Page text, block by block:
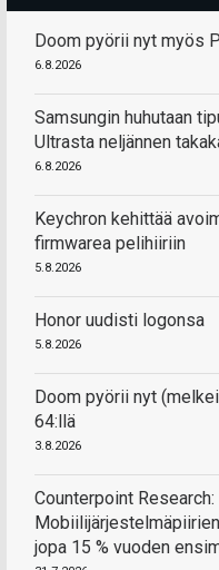
Doom pyörii nyt myös
6.8.2026
Samsungin huhutaan
Ultrasta neljännen
6.8.2026
Keychron kehittää
firmwarea pelihiiriin
5.8.2026
Honor uudisti logonsa
5.8.2026
Doom pyörii nyt
64:llä
3.8.2026
Counterpoint Research:
jopa 15 % vuoden